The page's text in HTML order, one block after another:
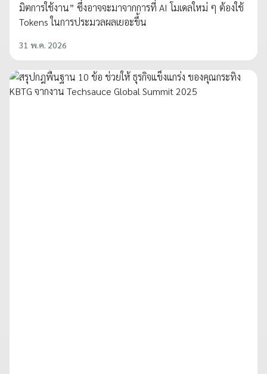
มิตการใช้งาน” ซึ่งอาจจะมาจากการที่ AI โมเดลใหม่ ๆ ต้องใช้
Tokens ในการประมวลผลเยอะขึ้น
31 พ.ค. 2026